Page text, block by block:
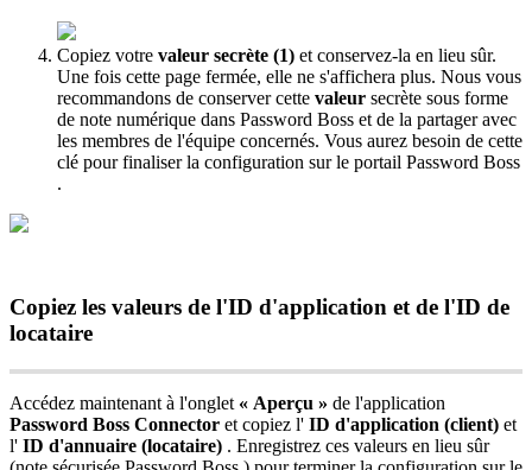
Copiez votre valeur secrète (1) et conservez-la en lieu sûr.
Une fois cette page fermée, elle ne s'affichera plus. Nous vous
recommandons de conserver cette valeur secrète sous forme
de note numérique dans Password Boss et de la partager avec
les membres de l'équipe concernés. Vous aurez besoin de cette
clé pour finaliser la configuration sur le portail Password Boss
.
Copiez les valeurs de l'ID d'application et de l'ID de
locataire
Accédez maintenant à l'onglet « Aperçu » de l'application
Password Boss Connector et copiez l' ID d'application (client) et
l' ID d'annuaire (locataire) . Enregistrez ces valeurs en lieu sûr